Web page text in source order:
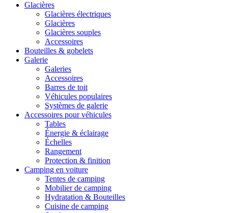
Glacières
Glacières électriques
Glacières
Glacières souples
Accessoires
Bouteilles & gobelets
Galerie
Galeries
Accessoires
Barres de toit
Véhicules populaires
Systèmes de galerie
Accessoires pour véhicules
Tables
Énergie & éclairage
Échelles
Rangement
Protection & finition
Camping en voiture
Tentes de camping
Mobilier de camping
Hydratation & Bouteilles
Cuisine de camping